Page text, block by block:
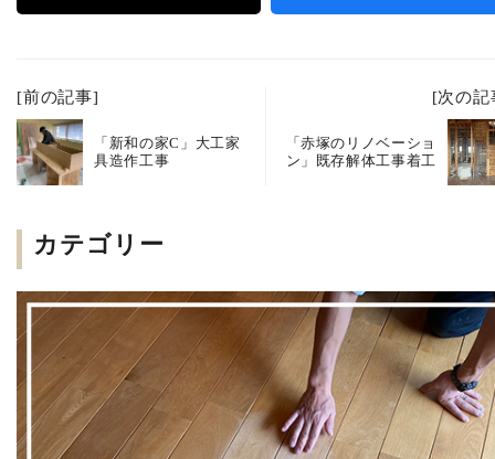
[前の記事]
「新和の家C」大工家
具造作工事
[次の記
「赤塚のリノベーショ
ン」既存解体工事着工
カテゴリー